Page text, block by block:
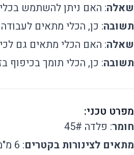
שאלה: האם ניתן להשתמש
תשובה: כן, הכלי מתאים
שאלה: האם הכלי מתאים גם לכיפוף
תשובה: כן, הכלי תומך בכיפוף
מפרט טכני:
חומר: פלדה 45#
מתאים לצינורות בקטרים: 6 מ"מ, 8 מ"מ, 10 מ"מ